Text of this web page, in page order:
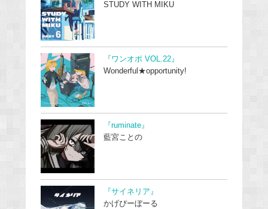
STUDY WITH MIKU
『ワンオポ VOL.22』
Wonderful★opportunity!
『ruminate』
藍宮ことの
『サイネリア』
かげぴーぼーる